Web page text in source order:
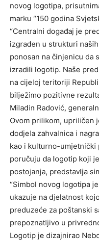
novog logotipa,
marku “150 godina
“Centralni događaj je
izgrađen u strukturi
ponosan na činjenicu da
izradili logotip. Naše
na cijeloj teritoriji
bilježimo pozitivne
Miladin Radović,
Ovom prilikom, upriličen
dodjela zahvalnica i
kao i kulturno-umjetnički
poručuju da logotip koji
postojanja, predstavlja
“Simbol novog logotipa
ukazuje na djelatnost
preduzeće za poštanski
prepoznatljivo u
Logotip je dizajnirao